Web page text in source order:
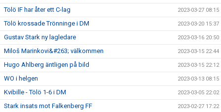
Tölö IF har åter ett C-lag 2023-03-27 08:15
Tölö krossade Trönninge i DM 2023-03-20 15:37
Gustav Stark ny lagledare 2023-03-16 20:50
Miloš Marinkovi&#263; välkommen 2023-03-15 22:44
Hugo Ahlberg äntligen på bild 2023-03-15 22:12
WO i helgen 2023-03-13 08:15
Kvibille - Tölö 1-6 i DM 2023-03-05 22:02
Stark insats mot Falkenberg FF 2023-02-27 17:22